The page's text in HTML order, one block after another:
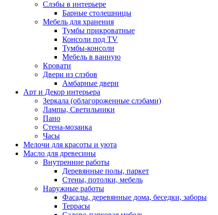
Слэбы в интерьере
Барные столешницы
Мебель для хранения
Тумбы прикроватные
Консоли под TV
Тумбы-консоли
Мебель в ванную
Кровати
Двери из слэбов
Амбарные двери
Арт и Декор интерьера
Зеркала (облагороженные слэбами)
Лампы, Светильники
Пано
Стена-мозаика
Часы
Мелочи для красоты и уюта
Масло для древесины
Внутренние работы
Деревянные полы, паркет
Стены, потолки, мебель
Наружные работы
Фасады, деревянные дома, беседки, заборы
Террасы